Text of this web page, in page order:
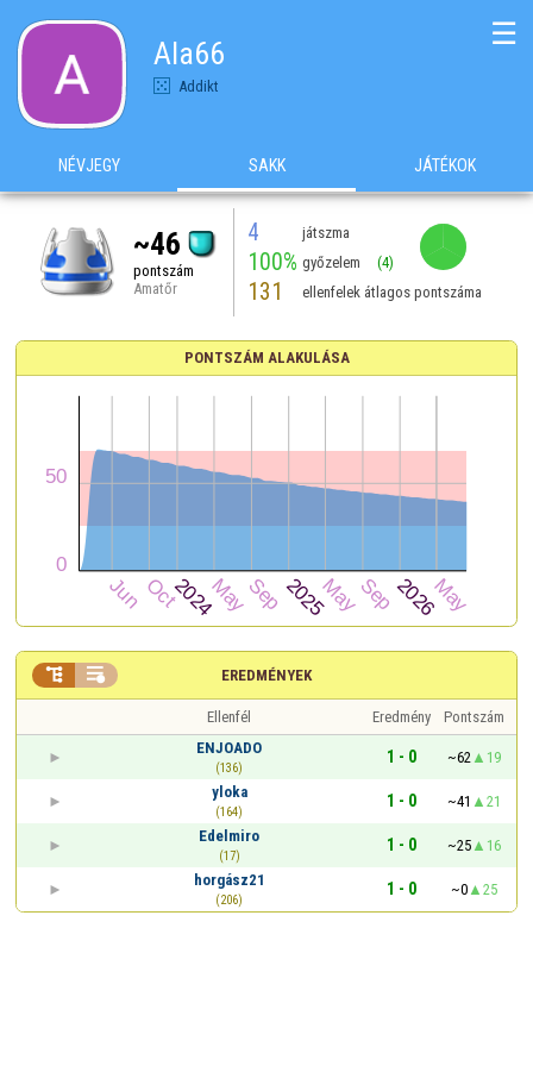
Ala66
Addikt
☰
NÉVJEGY SAKK JÁTÉKOK
~46
pontszám
Amatőr
4 játszma
100% győzelem (4)
131 ellenfelek átlagos pontszáma
PONTSZÁM ALAKULÁSA
EREDMÉNYEK
 
Ellenfél Eredmény
Pontszám
ENJOADO
(136)
1 - 0 ~62
19
yloka
(164)
1 - 0 ~41
21
Edelmiro
(17)
1 - 0 ~25
16
horgász21
(206)
1 - 0 ~0 25